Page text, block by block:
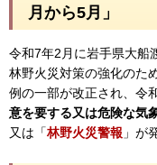
月から5月」
令和7年2月に岩手県大船
林野火災対策の強化のた
例の一部が改正され、令
意を要する又は危険な気
又は「林野火災警報 」が